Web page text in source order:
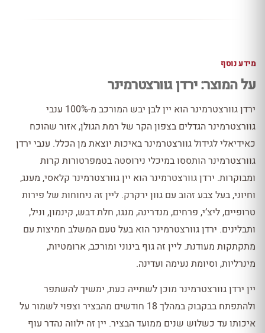
מידע נוסף
על המוצר: ירדן גוורצטרמינר
ירדן גוורצטרמינר הוא יין לבן יבש המורכב מ-100% ענבי
גוורצטרמינר הגדלים בצפון הקר של רמת הגולן, אזור שהוכח
כאידיאלי לגידול גוורצטרמינר באיכות יוצאת מן הכלל. ענבי ירדן
גוורצטרמינר הותססו במיכלי נירוסטה בטמפרטורות קרות
ומבוקרות. ירדן גוורצטרמינר הוא יין גוורצטרמינר קלאסי, מענג,
וחיוני, בעל צבע זהוב עם גוון ירקרק. ליין זה ניחוחות של פירות
טרופיים, ליצ’י, פרחים, מנדרינה, מנגו, חלת דבש, קינמון, וניל,
ותבלינים. ירדן גוורצטרמינר הוא בעל טעם המשלב חמיצות עם
מתקתקות מעודנת. ליין זה גוף בינוני ומורכב, ארומטיות,
מינרליות, וסיומת נעימה ועדינה.
יין ירדן גוורצטרמינר מוכן לשתייה כעת, ימשיך להשתפר
ולהתפתח בבקבוק במהלך 18 חודשים מהבציר וצפוי לשמור על
איכותו עד כשלוש שנים ממועד הבציר. יין זה ילווה נהדר עוף